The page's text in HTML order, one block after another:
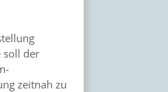
soll der
zeitnah zu